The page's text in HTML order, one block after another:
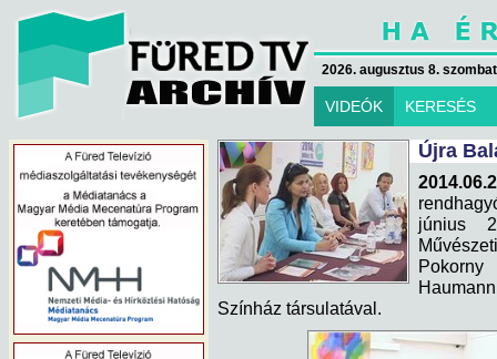
2026. augusztus 8.
VIDEÓK KERESÉS
Újra
június
Színház társulatával.